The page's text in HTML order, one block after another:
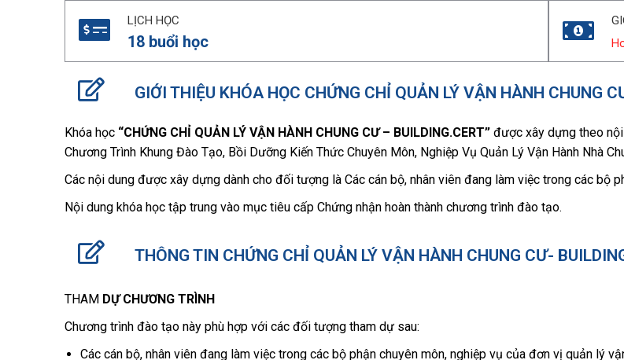
LỊCH HỌC
18 buổi học
GIỚI THIỆU KHÓA HỌC CHỨNG CHỈ QUẢN LÝ VẬN HÀNH CHUNG
Khóa học “CHỨNG CHỈ QUẢN LÝ VẬN HÀNH CHUNG CƯ – BUILDING.CERT” được xây dựng theo
Chương Trình Khung Đào Tạo, Bồi Dưỡng Kiến Thức Chuyên Môn, Nghiệp Vụ Quản Lý Vận Hành Nhà
Các nội dung được xây dựng dành cho đối tượng là Các cán bộ, nhân viên đang làm việc trong các bộ
Nội dung khóa học tập trung vào mục tiêu cấp Chứng nhận hoàn thành chương trình đào tạo.
THÔNG TIN CHỨNG CHỈ QUẢN LÝ VẬN HÀNH CHUNG CƯ-
THAM DỰ CHƯƠNG TRÌNH
Chương trình đào tạo này phù hợp với các đối tượng tham dự sau:
Các cán bộ, nhân viên đang làm việc trong các bộ phận chuyên môn, nghiệp vụ của đơn vị quản lý